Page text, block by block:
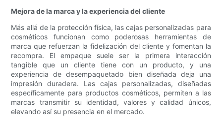
Mejora de la marca y la experiencia del cliente
Más allá de la protección física, las cajas personalizadas para
cosméticos funcionan como poderosas herramientas de
marca que refuerzan la fidelización del cliente y fomentan la
recompra. El empaque suele ser la primera interacción
tangible que un cliente tiene con un producto, y una
experiencia de desempaquetado bien diseñada deja una
impresión duradera. Las cajas personalizadas, diseñadas
específicamente para productos cosméticos, permiten a las
marcas transmitir su identidad, valores y calidad únicos,
elevando así su presencia en el mercado.